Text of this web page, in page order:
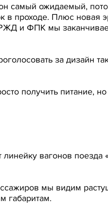
самый ожидаемый,
проходе. Плюс новая
и ФПК мы
за дизайн
получить питание,
вагонов поезда
мы видим
габаритам.